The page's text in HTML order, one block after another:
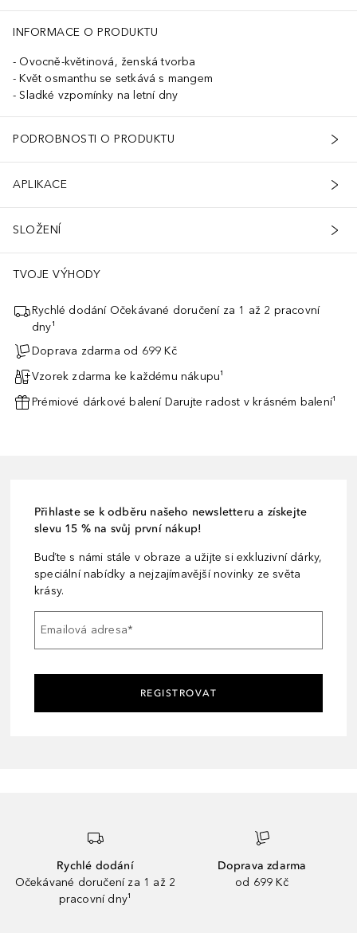
INFORMACE O PRODUKTU
Ovocně-květinová, ženská tvorba
Květ osmanthu se setkává s mangem
Sladké vzpomínky na letní dny
PODROBNOSTI O PRODUKTU
APLIKACE
SLOŽENÍ
TVOJE VÝHODY
Rychlé dodání Očekávané doručení za 1 až 2 pracovní
dny¹
Doprava zdarma od 699 Kč
Vzorek zdarma ke každému nákupu¹
Prémiové dárkové balení Darujte radost v krásném balení¹
Přihlaste se k odběru našeho newsletteru a získejte
slevu 15 % na svůj první nákup!
Buďte s námi stále v obraze a užijte si exkluzivní dárky,
speciální nabídky a nejzajímavější novinky ze světa
krásy.
Emailová adresa*
REGISTROVAT
Rychlé dodání
Očekávané doručení za 1 až 2
pracovní dny¹
Doprava zdarma
od 699 Kč